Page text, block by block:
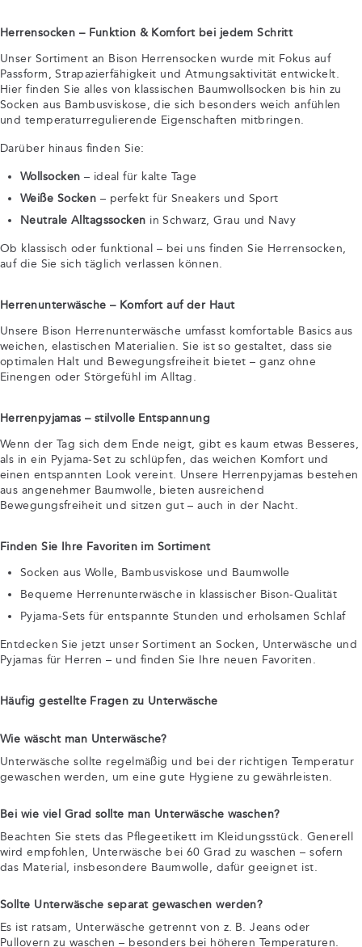
Herrensocken – Funktion & Komfort bei jedem Schritt
Unser Sortiment an Bison Herrensocken wurde mit Fokus auf
Passform, Strapazierfähigkeit und Atmungsaktivität entwickelt.
Hier finden Sie alles von klassischen Baumwollsocken bis hin zu
Socken aus Bambusviskose, die sich besonders weich anfühlen
und temperaturregulierende Eigenschaften mitbringen.
Darüber hinaus finden Sie:
Wollsocken – ideal für kalte Tage
Weiße Socken – perfekt für Sneakers und Sport
Neutrale Alltagssocken in Schwarz, Grau und Navy
Ob klassisch oder funktional – bei uns finden Sie Herrensocken,
auf die Sie sich täglich verlassen können.
Herrenunterwäsche – Komfort auf der Haut
Unsere Bison Herrenunterwäsche umfasst komfortable Basics aus
weichen, elastischen Materialien. Sie ist so gestaltet, dass sie
optimalen Halt und Bewegungsfreiheit bietet – ganz ohne
Einengen oder Störgefühl im Alltag.
Herrenpyjamas – stilvolle Entspannung
Wenn der Tag sich dem Ende neigt, gibt es kaum etwas Besseres,
als in ein Pyjama-Set zu schlüpfen, das weichen Komfort und
einen entspannten Look vereint. Unsere Herrenpyjamas bestehen
aus angenehmer Baumwolle, bieten ausreichend
Bewegungsfreiheit und sitzen gut – auch in der Nacht.
Finden Sie Ihre Favoriten im Sortiment
Socken aus Wolle, Bambusviskose und Baumwolle
Bequeme Herrenunterwäsche in klassischer Bison-Qualität
Pyjama-Sets für entspannte Stunden und erholsamen Schlaf
Entdecken Sie jetzt unser Sortiment an Socken, Unterwäsche und
Pyjamas für Herren – und finden Sie Ihre neuen Favoriten.
Häufig gestellte Fragen zu Unterwäsche
Wie wäscht man Unterwäsche?
Unterwäsche sollte regelmäßig und bei der richtigen Temperatur
gewaschen werden, um eine gute Hygiene zu gewährleisten.
Bei wie viel Grad sollte man Unterwäsche waschen?
Beachten Sie stets das Pflegeetikett im Kleidungsstück. Generell
wird empfohlen, Unterwäsche bei 60 Grad zu waschen – sofern
das Material, insbesondere Baumwolle, dafür geeignet ist.
Sollte Unterwäsche separat gewaschen werden?
Es ist ratsam, Unterwäsche getrennt von z. B. Jeans oder
Pullovern zu waschen – besonders bei höheren Temperaturen.